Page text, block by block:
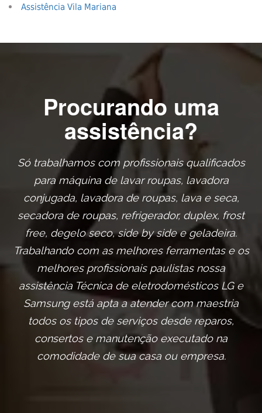
Assistência Vila Mariana
Procurando uma
assistência?
Só trabalhamos com profissionais qualificados
para máquina de lavar roupas, lavadora
conjugada, lavadora de roupas, lava e seca,
secadora de roupas, refrigerador, duplex, frost
free, degelo seco, side by side e geladeira.
Trabalhando com as melhores ferramentas e os
melhores profissionais paulistas nossa
assistência Técnica de eletrodomésticos LG e
Samsung está apta a atender com maestria
todos os tipos de serviços desde reparos,
consertos e manutenção executado na
comodidade de sua casa ou empresa.